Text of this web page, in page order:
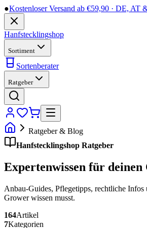
●Kostenloser Versand ab €59,90 · DE, AT
Hanfstecklingshop
Sortiment
Sortenberater
Ratgeber
Ratgeber & Blog
Hanfstecklingshop Ratgeber
Expertenwissen für deinen
Anbau-Guides, Pflegetipps, rechtliche Infos
Grower wissen musst.
164Artikel
7Kategorien